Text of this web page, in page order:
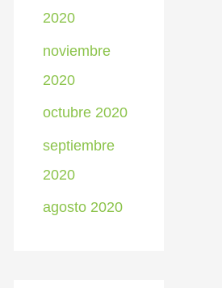
2020
noviembre
2020
octubre 2020
septiembre
2020
agosto 2020